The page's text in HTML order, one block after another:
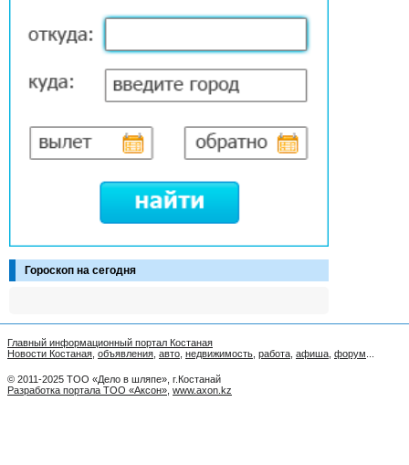
Гороскоп на сегодня
Главный информационный портал Костаная
Новости Костаная объявления авто недвижимость работа афиша форум
© 2011-2025 ТОО «Дело в шляпе», г.Костанай
Разработка портала ТОО «Аксон» www.axon.kz